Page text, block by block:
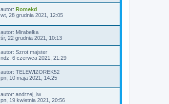
autor: Romekd
wt, 28 grudnia 2021, 12:05
autor: Mirabelka
śr, 22 grudnia 2021, 10:13
autor: Szrot majster
ndz, 6 czerwca 2021, 21:29
autor: TELEWIZOREK52
pn, 10 maja 2021, 14:25
autor: andrzej_iw
pn, 19 kwietnia 2021, 20:56